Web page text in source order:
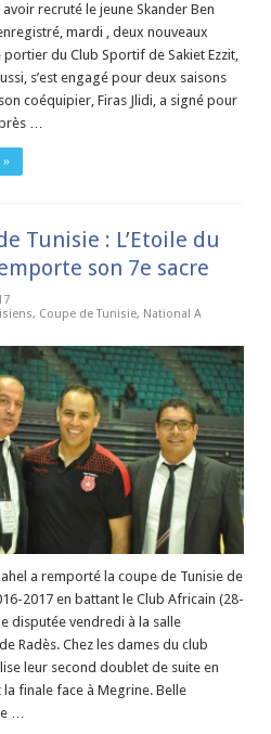
avoir recruté le jeune Skander Ben
mardi , deux nouveaux
du Club Sportif de Sakiet Ezzit,
s’est engagé pour deux saisons
coéquipier, Firas Jlidi, a signé pour
…
»
Tunisie : L’Etoile du
son 7e sacre
, Coupe de Tunisie, National A
a remporté la coupe de Tunisie de
2017 en battant le Club Africain (28-
disputée vendredi à la salle
Radès. Chez les dames du club
leur second doublet de suite en
finale face à Megrine. Belle
…